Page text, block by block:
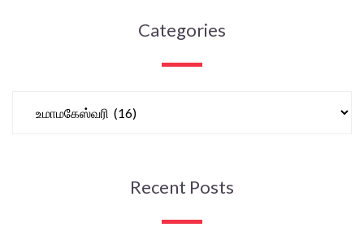
Categories
Recent Posts